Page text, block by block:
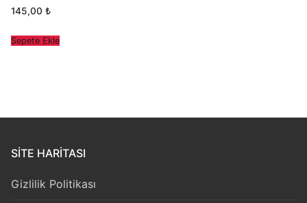
145,00 ₺
Sepete Ekle
SITE HARITASI
Gizlilik Politikası